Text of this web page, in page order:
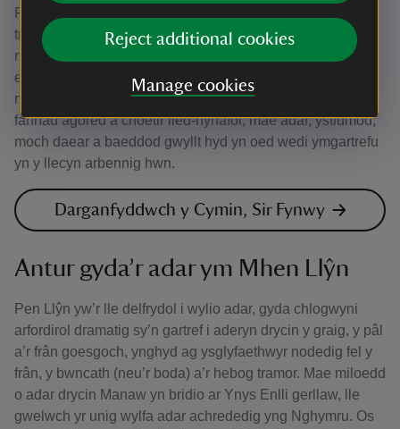
Reject additional cookies
Manage cookies
Prydain o forgrugyn – y morgrugyn coch. Mae eu nythod
trawiadol wedi'u dotio ar draws y tir, ac mae eu gwylio
nhw’n brofiad diddorol dros ben. Efallai bod y Cymin yn
enwog am foneddigeiddrwydd Sioraidd a phicnics, ond
mae hefyd yn hafan i fywyd gwyllt. Gyda chymysgedd o
fannau agored a choetir lled-hynafol, mae adar, ystlumod,
moch daear a baeddod gwyllt hyd yn oed wedi ymgartrefu
yn y llecyn arbennig hwn.
Darganfyddwch y Cymin, Sir Fynwy
Antur gyda’r adar ym Mhen Llŷn
Pen Llŷn yw’r lle delfrydol i wylio adar, gyda chlogwyni
arfordirol dramatig sy’n gartref i aderyn drycin y graig, y pâl
a’r frân goesgoch, ynghyd ag ysglyfaethwyr nodedig fel y
frân, y bwncath (neu’r boda) a’r hebog tramor. Mae miloedd
o adar drycin Manaw yn bridio ar Ynys Enlli gerllaw, lle
gwelwch yr unig wylfa adar achrededig yng Nghymru. Os